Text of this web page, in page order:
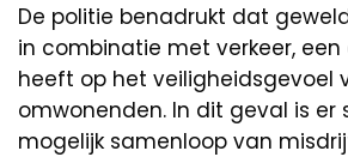
De politie benadrukt dat
in combinatie met verkeer,
heeft op het veiligheidsgevoel
omwonenden. In dit geval is er
mogelijk samenloop van